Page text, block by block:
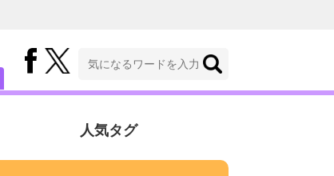
人気タグ